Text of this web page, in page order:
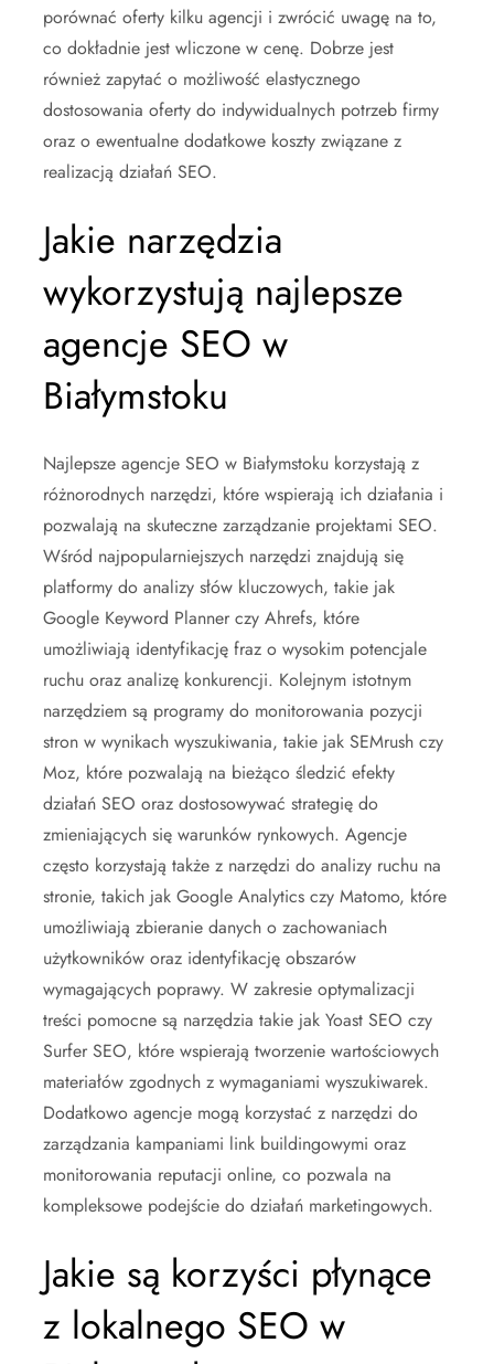
porównać oferty kilku agencji i zwrócić uwagę na to,
co dokładnie jest wliczone w cenę. Dobrze jest
również zapytać o możliwość elastycznego
dostosowania oferty do indywidualnych potrzeb firmy
oraz o ewentualne dodatkowe koszty związane z
realizacją działań SEO.
Jakie narzędzia
wykorzystują najlepsze
agencje SEO w
Białymstoku
Najlepsze agencje SEO w Białymstoku korzystają z
różnorodnych narzędzi, które wspierają ich działania i
pozwalają na skuteczne zarządzanie projektami SEO.
Wśród najpopularniejszych narzędzi znajdują się
platformy do analizy słów kluczowych, takie jak
Google Keyword Planner czy Ahrefs, które
umożliwiają identyfikację fraz o wysokim potencjale
ruchu oraz analizę konkurencji. Kolejnym istotnym
narzędziem są programy do monitorowania pozycji
stron w wynikach wyszukiwania, takie jak SEMrush czy
Moz, które pozwalają na bieżąco śledzić efekty
działań SEO oraz dostosowywać strategię do
zmieniających się warunków rynkowych. Agencje
często korzystają także z narzędzi do analizy ruchu na
stronie, takich jak Google Analytics czy Matomo, które
umożliwiają zbieranie danych o zachowaniach
użytkowników oraz identyfikację obszarów
wymagających poprawy. W zakresie optymalizacji
treści pomocne są narzędzia takie jak Yoast SEO czy
Surfer SEO, które wspierają tworzenie wartościowych
materiałów zgodnych z wymaganiami wyszukiwarek.
Dodatkowo agencje mogą korzystać z narzędzi do
zarządzania kampaniami link buildingowymi oraz
monitorowania reputacji online, co pozwala na
kompleksowe podejście do działań marketingowych.
Jakie są korzyści płynące
z lokalnego SEO w